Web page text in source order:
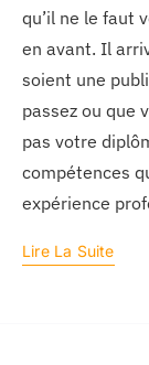
qu’il ne le faut
en avant. Il
soient une
passez ou que
pas votre
compétences
expérience
Lire La Suite